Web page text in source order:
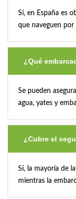
Sí, en España es
que naveguen por
¿Qué
Se pueden
agua, yates y
¿Cubre el
Sí, la mayoría de
mientras la